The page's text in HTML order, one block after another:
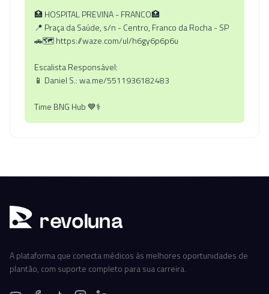
🏥 HOSPITAL PREVINA - FRANCO🏥
📍 Praça da Saúde, s/n - Centro, Franco da Rocha - SP
🚗🗺️ https://waze.com/ul/h6gy6p6p6u
Escalista Responsável:
📱 Daniel S.: wa.me/5511936182483
Time BNG Hub 💙⚕️
revoluna
A plataforma que conecta médicos às melhores oportunidades de
plantão, com suporte completo para sua carreira.